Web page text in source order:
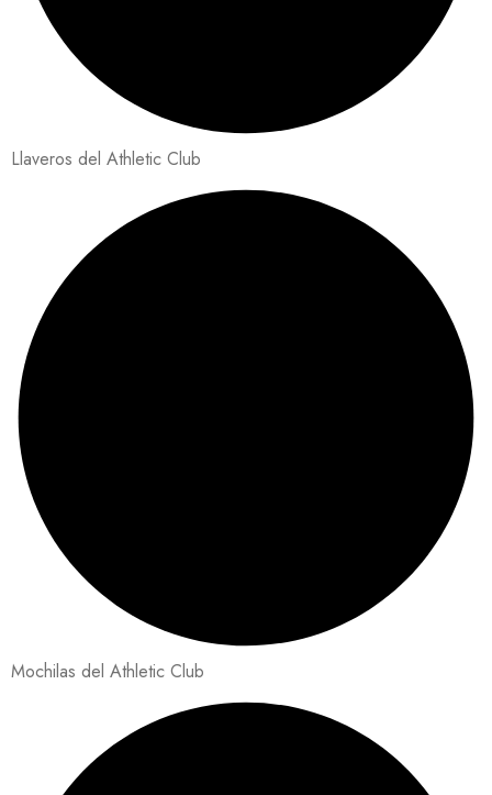
Llaveros del Athletic Club
Mochilas del Athletic Club